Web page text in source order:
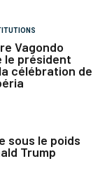
Vagondo
le président
célébration de
sous le poids
Trump